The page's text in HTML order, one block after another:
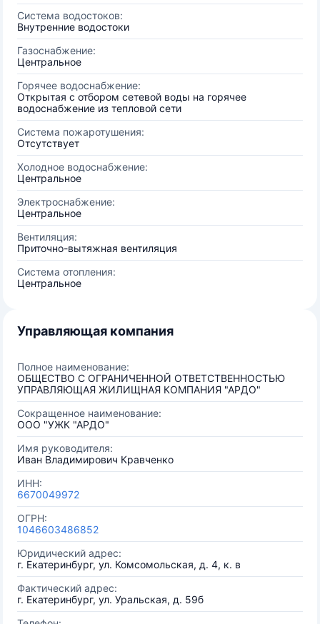
Система водостоков:
Внутренние водостоки
Газоснабжение:
Центральное
Горячее водоснабжение:
Открытая с отбором сетевой воды на горячее
водоснабжение из тепловой сети
Система пожаротушения:
Отсутствует
Холодное водоснабжение:
Центральное
Электроснабжение:
Центральное
Вентиляция:
Приточно-вытяжная вентиляция
Система отопления:
Центральное
Управляющая компания
Полное наименование:
ОБЩЕСТВО С ОГРАНИЧЕННОЙ ОТВЕТСТВЕННОСТЬЮ
УПРАВЛЯЮЩАЯ ЖИЛИЩНАЯ КОМПАНИЯ "АРДО"
Сокращенное наименование:
ООО "УЖК "АРДО"
Имя руководителя:
Иван Владимирович Кравченко
ИНН:
6670049972
ОГРН:
1046603486852
Юридический адрес:
г. Екатеринбург, ул. Комсомольская, д. 4, к. в
Фактический адрес:
г. Екатеринбург, ул. Уральская, д. 59б